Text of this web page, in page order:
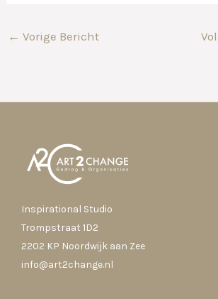
← Vorige Bericht
Inspirational Studio
Trompstraat 1D2
2202 KP Noordwijk aan Zee
info@art2change.nl